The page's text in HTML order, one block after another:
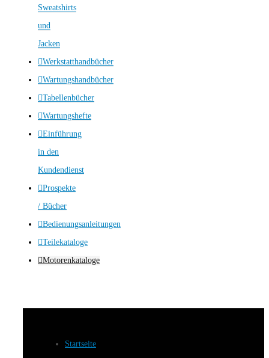
Sweatshirts
und
Jacken
Werkstatthandbücher
Wartungshandbücher
Tabellenbücher
Wartungshefte
Einführung
in den
Kundendienst
Prospekte
/ Bücher
Bedienungsanleitungen
Teilekataloge
Motorenkataloge
Startseite